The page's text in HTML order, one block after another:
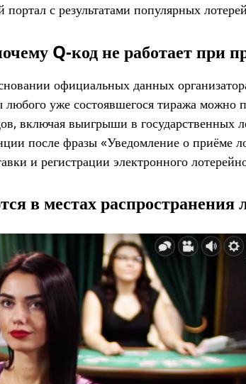
с результатами популярных
Q-код не работает при
официальных данных
уже состоявшегося тиража можно
включая выигрыши в государственных
после фразы «Уведомление о приёме
и регистрации электронного
в местах распространения